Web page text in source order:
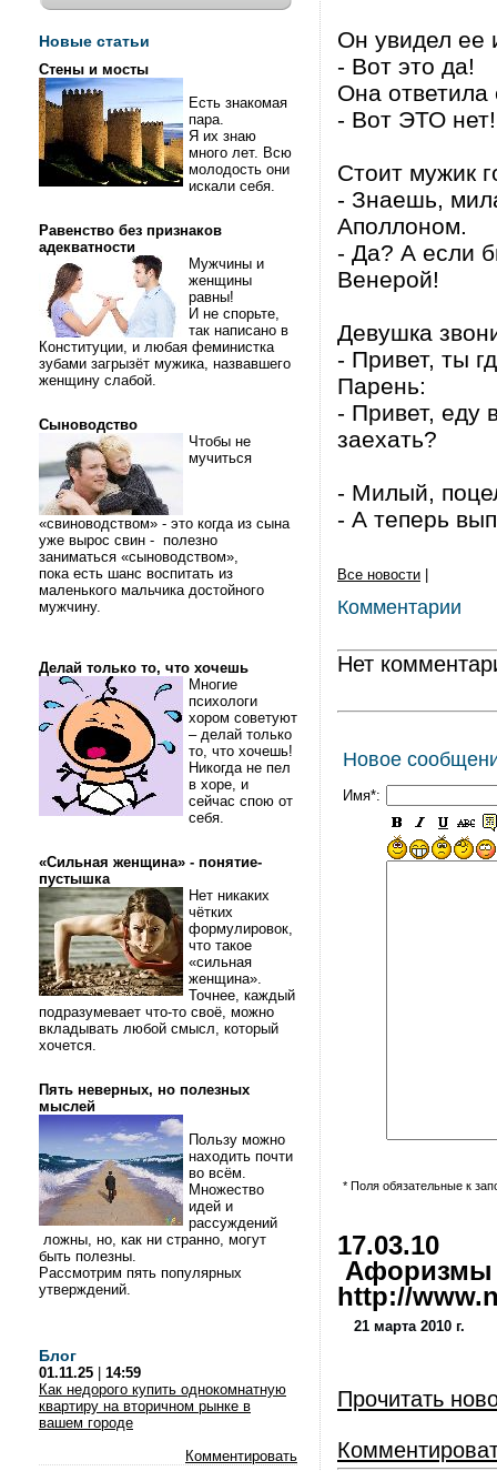
Новые статьи
Стены и мосты
Есть знакомая
пара.
Я их знаю
много лет. Всю
молодость они
искали себя.
Равенство без признаков
адекватности
Мужчины и
женщины
равны!
И не спорьте,
так написано в
Конституции, и любая феминистка
зубами загрызёт мужика, назвавшего
женщину слабой.
Сыноводство
Чтобы не
мучиться
«свиноводством» - это когда из сына
уже вырос свин - полезно
заниматься «сыноводством»,
пока есть шанс воспитать из
маленького мальчика достойного
мужчину.
Делай только то, что хочешь
Многие
психологи
хором советуют
– делай только
то, что хочешь!
Никогда не пел
в хоре, и
сейчас спою от
себя.
«Сильная женщина» - понятие-
пустышка
Нет никаких
чётких
формулировок,
что такое
«сильная
женщина».
Точнее, каждый
подразумевает что-то своё, можно
вкладывать любой смысл, который
хочется.
Пять неверных, но полезных
мыслей
Пользу можно
находить почти
во всём.
Множество
идей и
рассуждений
ложны, но, как ни странно, могут
быть полезны.
Рассмотрим пять популярных
утверждений.
Блог
01.11.25
14:59
Как недорого купить однокомнатную
квартиру на вторичном рынке в
вашем городе
Комментировать
Он увидел ее
- Вот это да!
Она ответила
- Вот ЭТО
Стоит мужик
- Знаешь,
Аполлоном.
- Да? А если
Венерой!
Девушка
- Привет, ты
Парень:
- Привет, еду
заехать?
- Милый,
- А теперь
Все новости
Комментарии
Нет
Новое
Имя*:
* Поля обязательные к
17.03.10
Афоризмы
http://
21 марта 2010 г.
Прочитать